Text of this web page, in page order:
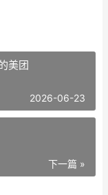
美团
2026-06-23
下一篇 »